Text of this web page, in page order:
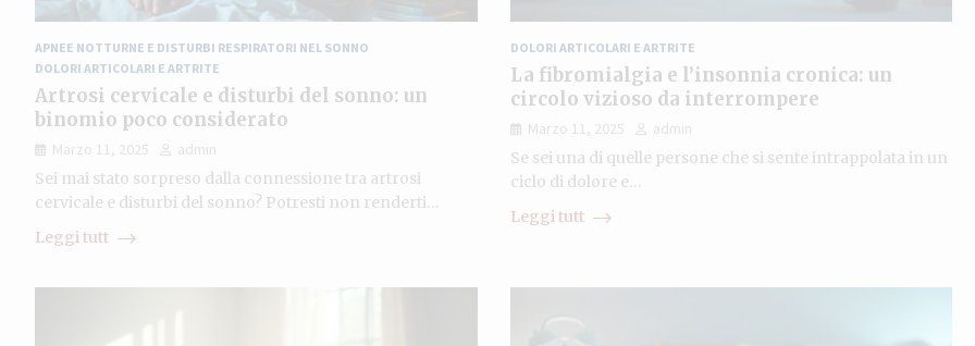
APNEE NOTTURNE E DISTURBI RESPIRATORI NEL SONNO
DOLORI ARTICOLARI E ARTRITE
Artrosi cervicale e disturbi del sonno: un
binomio poco considerato
Marzo 11, 2025
admin
Sei mai stato sorpreso dalla connessione tra artrosi
cervicale e disturbi del sonno? Potresti non renderti…
Leggi tutt
DOLORI ARTICOLARI E ARTRITE
La fibromialgia e l’insonnia cronica: un
circolo vizioso da interrompere
Marzo 11, 2025
admin
Se sei una di quelle persone che si sente intrappolata in un
ciclo di dolore e…
Leggi tutt